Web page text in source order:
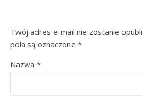
Twój adres e-mail nie zostanie
pola są oznaczone *
Nazwa *